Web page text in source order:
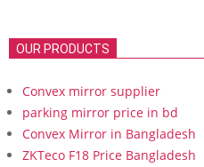
OUR PRODUCTS
Convex mirror supplier
parking mirror price in bd
Convex Mirror in Bangladesh
ZKTeco F18 Price Bangladesh